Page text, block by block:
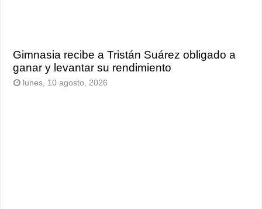
Gimnasia recibe a Tristán Suárez obligado a
ganar y levantar su rendimiento
lunes, 10 agosto, 2026